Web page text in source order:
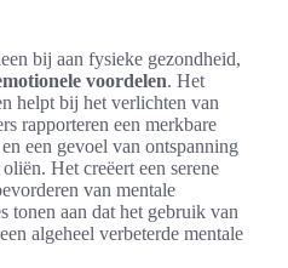
bij aan fysieke gezondheid,
voordelen. Het
helpt bij het verlichten van
rapporteren een merkbare
een gevoel van ontspanning
Het creëert een serene
van mentale
tonen aan dat het gebruik van
algeheel verbeterde mentale